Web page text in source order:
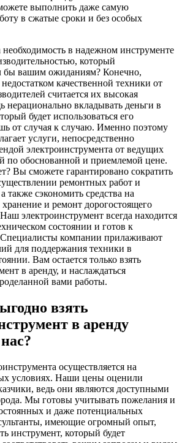
выполнить даже самую
в сжатые сроки и без особых
необходимость в надежном инструменте
который
бы вашим ожиданиям? Конечно,
качественной техники от
считается их высокая
нерационально вкладывать деньги в
будет использоваться его
от случая к случаю. Именно поэтому
услуги, непосредственно
электроинструмента от ведущих
по обоснованной и приемлемой цене.
Вы сможете гарантировано сократить
ремонтных работ и
также сэкономить средства на
и ремонт дорогостоящего
электроинструмент всегда находится
состоянии и готов к
Специалисты компании прилаживают
для поддержания техники в
Вам остается только взять
в аренду, и наслаждаться
вами работы.
взять
в аренду
осуществляется на
условиях. Наши цены оценили
ведь они являются доступными
Мы готовы учитывать пожелания и
и даже потенциальных
имеющие огромный опыт,
инструмент, который будет